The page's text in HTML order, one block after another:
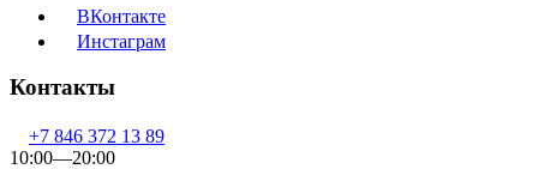
ВКонтакте
Инстаграм
Контакты
+7 846 372 13 89
10:00—20:00